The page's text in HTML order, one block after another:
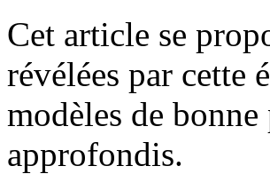
Cet article se
révélées par cette
modèles de
approfondis.